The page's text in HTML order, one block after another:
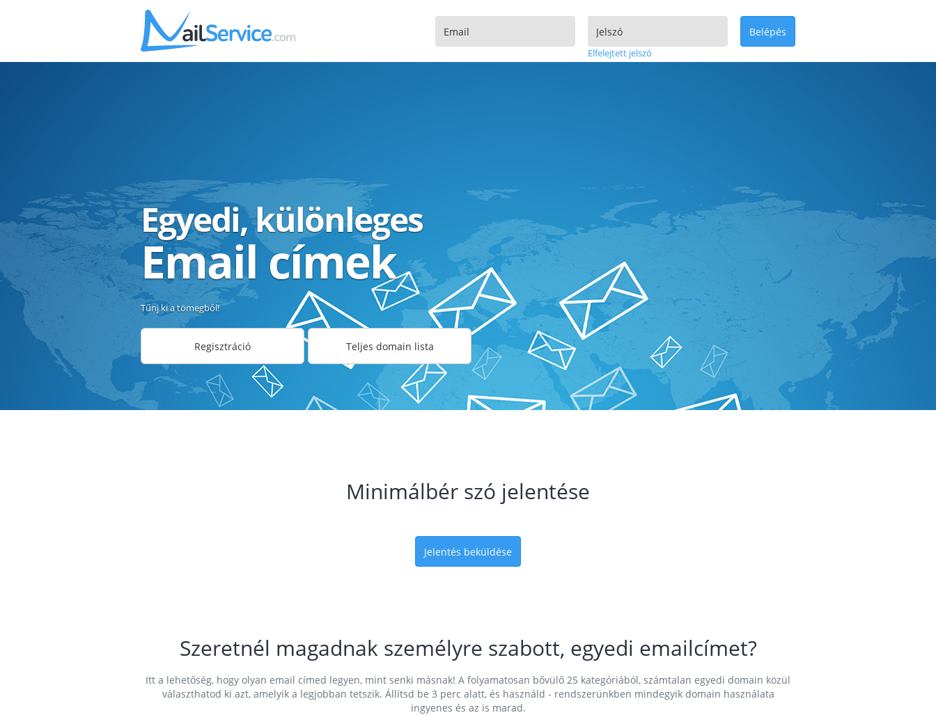
Elfelejtett jelszó
Belépés
Egyedi, különleges
Email címek
Tűnj ki a tömegből!
Regisztráció Teljes domain lista
Minimálbér szó jelentése
Jelentés beküldése
Szeretnél magadnak személyre szabott, egyedi emailcímet?
Itt a lehetőség, hogy olyan email címed legyen, mint senki másnak! A folyamatosan bővülő 25 kategóriából, számtalan egyedi domain közül
választhatod ki azt, amelyik a legjobban tetszik. Állítsd be 3 perc alatt, és használd - rendszerünkben mindegyik domain használata
ingyenes és az is marad.